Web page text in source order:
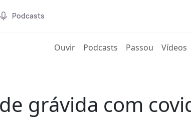
Podcasts
Ouvir(current)
Podcasts Passou Vídeos
grávida com